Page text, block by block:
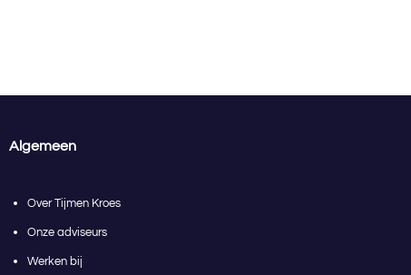
Algemeen
Over Tijmen Kroes
Onze adviseurs
Werken bij